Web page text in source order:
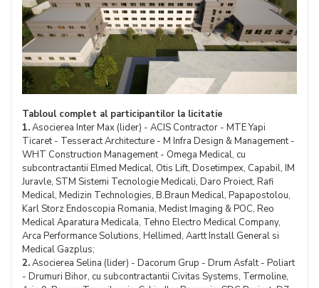
Tabloul complet al participantilor la licitatie
1.Asocierea Inter Max (lider) - ACIS Contractor - MTE Yapi
Ticaret - Tesseract Architecture - M Infra Design & Management -
WHT Construction Management - Omega Medical, cu
subcontractantii Elmed Medical, Otis Lift, Dosetimpex, Capabil, IM
Juravle, STM Sistemi Tecnologie Medicali, Daro Proiect, Rafi
Medical, Medizin Technologies, B.Braun Medical, Papapostolou,
Karl Storz Endoscopia Romania, Medist Imaging & POC, Reo
Medical Aparatura Medicala, Tehno Electro Medical Company,
Arca Performance Solutions, Hellimed, Aartt Install General si
Medical Gazplus;
2.Asocierea Selina (lider) - Dacorum Grup - Drum Asfalt - Poliart
- Drumuri Bihor, cu subcontractantii Civitas Systems, Termoline,